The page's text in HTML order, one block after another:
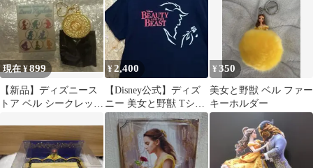
現在 ¥899
【新品】ディズニース
トア ベル シークレット
¥2,400
【Disney公式】ディズ
ニー 美女と野獣 Tシャ
ツ ベル 野獣 薔薇 ブラ
ック
¥350
美女と野獣 ベル ファー
キーホルダー